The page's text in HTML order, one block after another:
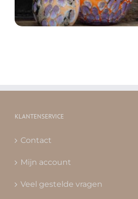
KLANTENSERVICE
Contact
Mijn account
Veel gestelde vragen